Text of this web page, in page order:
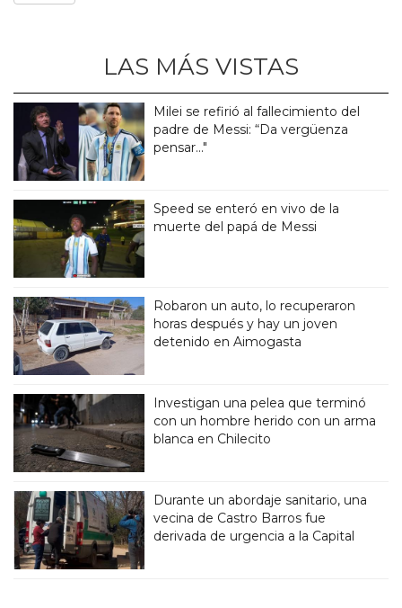
LAS MÁS VISTAS
Milei se refirió al fallecimiento del
padre de Messi: “Da vergüenza
pensar..."
Speed se enteró en vivo de la
muerte del papá de Messi
Robaron un auto, lo recuperaron
horas después y hay un joven
detenido en Aimogasta
Investigan una pelea que terminó
con un hombre herido con un arma
blanca en Chilecito
Durante un abordaje sanitario, una
vecina de Castro Barros fue
derivada de urgencia a la Capital